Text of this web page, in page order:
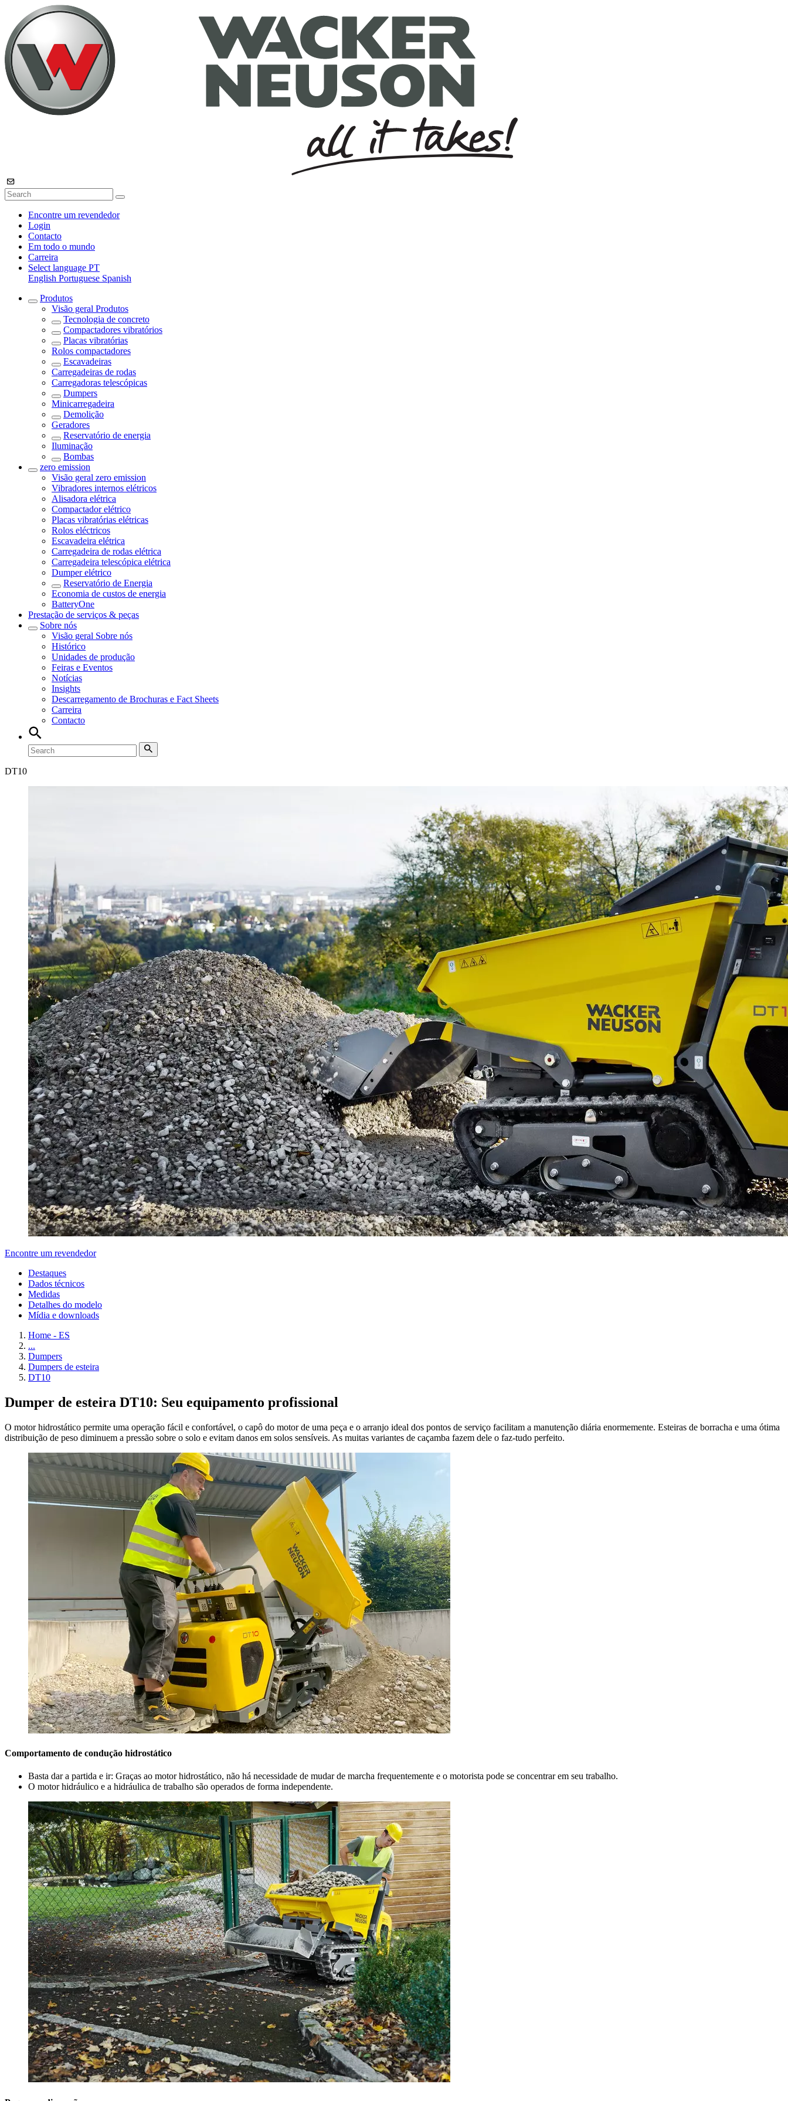
Encontre um revendedor
Login
Contacto
Em todo o mundo
Carreira
Select language PT
English Portuguese Spanish
Produtos
Visão geral Produtos
Tecnologia de concreto
Compactadores vibratórios
Placas vibratórias
Rolos compactadores
Escavadeiras
Carregadeiras de rodas
Carregadoras telescópicas
Dumpers
Minicarregadeira
Demolição
Geradores
Reservatório de energia
Iluminação
Bombas
zero emission
Visão geral zero emission
Vibradores internos elétricos
Alisadora elétrica
Compactador elétrico
Placas vibratórias elétricas
Rolos eléctricos
Escavadeira elétrica
Carregadeira de rodas elétrica
Carregadeira telescópica elétrica
Dumper elétrico
Reservatório de Energia
Economia de custos de energia
BatteryOne
Prestação de serviços & peças
Sobre nós
Visão geral Sobre nós
Histórico
Unidades de produção
Feiras e Eventos
Notícias
Insights
Descarregamento de Brochuras e Fact Sheets
Carreira
Contacto
DT10
Encontre um revendedor
Destaques
Dados técnicos
Medidas
Detalhes do modelo
Mídia e downloads
Home - ES
...
Dumpers
Dumpers de esteira
DT10
Dumper de esteira DT10: Seu equipamento profissional
O motor hidrostático permite uma operação fácil e confortável, o capô do motor de uma peça e o arranjo ideal dos pontos de serviço facilitam a manutenção diária enormemente. Esteiras de borracha e uma ótima
distribuição de peso diminuem a pressão sobre o solo e evitam danos em solos sensíveis. As muitas variantes de caçamba fazem dele o faz-tudo perfeito.
Comportamento de condução hidrostático
Basta dar a partida e ir: Graças ao motor hidrostático, não há necessidade de mudar de marcha frequentemente e o motorista pode se concentrar em seu trabalho.
O motor hidráulico e a hidráulica de trabalho são operados de forma independente.